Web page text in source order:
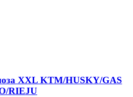
XXL KTM/HUSKY/GAS
RIEJU